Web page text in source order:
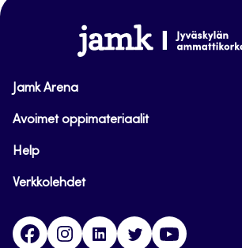
www.jamk.fi
Jamk Arena
Avoimet oppimateriaalit
Help
Verkkolehdet
FacebookInstagramLinkedinTwitter